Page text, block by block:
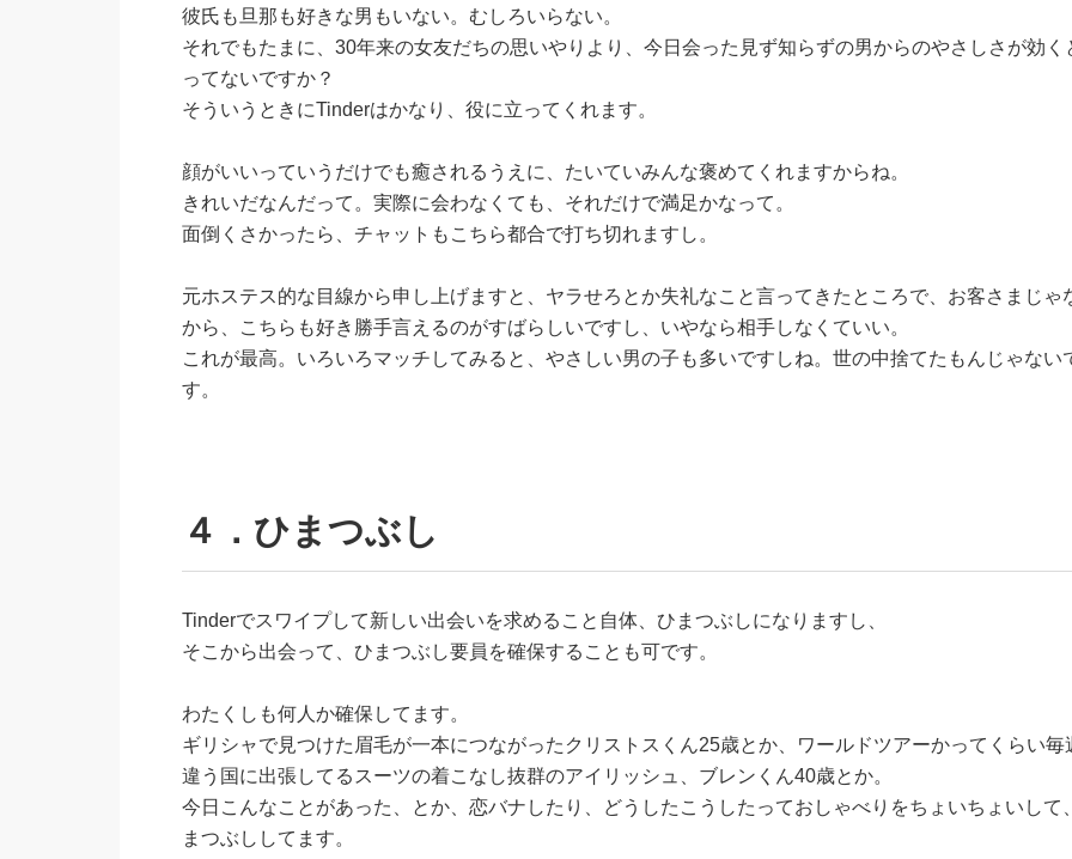
彼氏も旦那も好きな男もいない。むしろいらない。
それでもたまに、30年来の女友だちの思いやりより、今日会った見ず知らずの男からのやさしさが効く
ってないですか？
そういうときにTinderはかなり、役に立ってくれます。
顔がいいっていうだけでも癒されるうえに、たいていみんな褒めてくれますからね。
きれいだなんだって。実際に会わなくても、それだけで満足かなって。
面倒くさかったら、チャットもこちら都合で打ち切れますし。
元ホステス的な目線から申し上げますと、ヤラせろとか失礼なこと言ってきたところで、お客さまじゃ
から、こちらも好き勝手言えるのがすばらしいですし、いやなら相手しなくていい。
これが最高。いろいろマッチしてみると、やさしい男の子も多いですしね。世の中捨てたもんじゃない
す。
４．ひまつぶし
Tinderでスワイプして新しい出会いを求めること自体、ひまつぶしになりますし、
そこから出会って、ひまつぶし要員を確保することも可です。
わたくしも何人か確保してます。
ギリシャで見つけた眉毛が一本につながったクリストスくん25歳とか、ワールドツアーかってくらい毎
違う国に出張してるスーツの着こなし抜群のアイリッシュ、ブレンくん40歳とか。
今日こんなことがあった、とか、恋バナしたり、どうしたこうしたっておしゃべりをちょいちょいして
まつぶししてます。